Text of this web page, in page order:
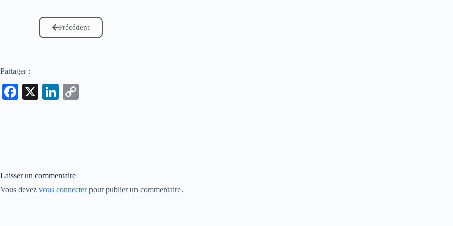
Précédent
Partager :
Fa
X
Li
Laisser un commentaire
Vous devez vous connecterpour publier un commentaire.